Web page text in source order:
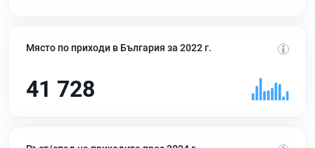
Място по приходи в България за 2022 г.
41 728